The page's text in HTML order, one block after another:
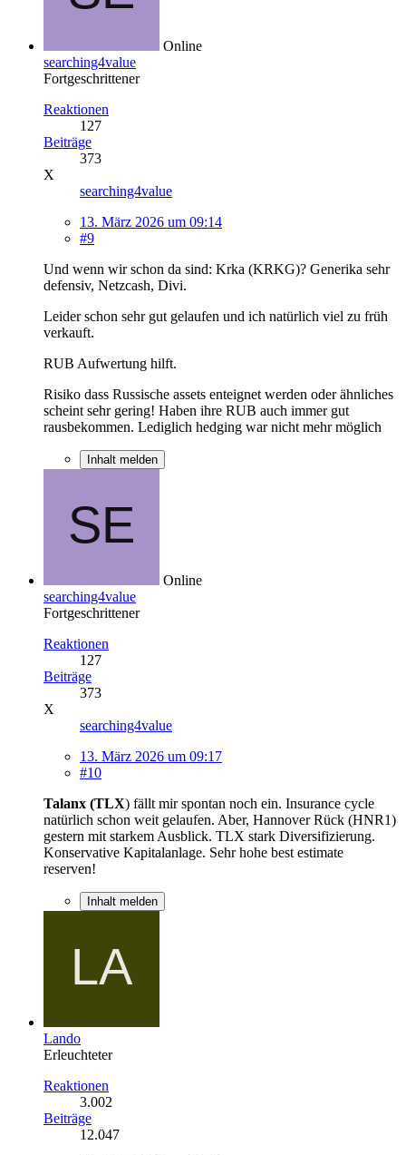
Online
searching4value
Fortgeschrittener
Reaktionen
127
Beiträge
373
X
searching4value
13. März 2026 um 09:14
#9
Und wenn wir schon da sind: Krka (KRKG)? Generika sehr
defensiv, Netzcash, Divi.
Leider schon sehr gut gelaufen und ich natürlich viel zu früh
verkauft.
RUB Aufwertung hilft.
Risiko dass Russische assets enteignet werden oder ähnliches
scheint sehr gering! Haben ihre RUB auch immer gut
rausbekommen. Lediglich hedging war nicht mehr möglich
Inhalt melden
Online
searching4value
Fortgeschrittener
Reaktionen
127
Beiträge
373
X
searching4value
13. März 2026 um 09:17
#10
Talanx (TLX) fällt mir spontan noch ein. Insurance cycle
natürlich schon weit gelaufen. Aber, Hannover Rück (HNR1)
gestern mit starkem Ausblick. TLX stark Diversifizierung.
Konservative Kapitalanlage. Sehr hohe best estimate
reserven!
Inhalt melden
Lando
Erleuchteter
Reaktionen
3.002
Beiträge
12.047